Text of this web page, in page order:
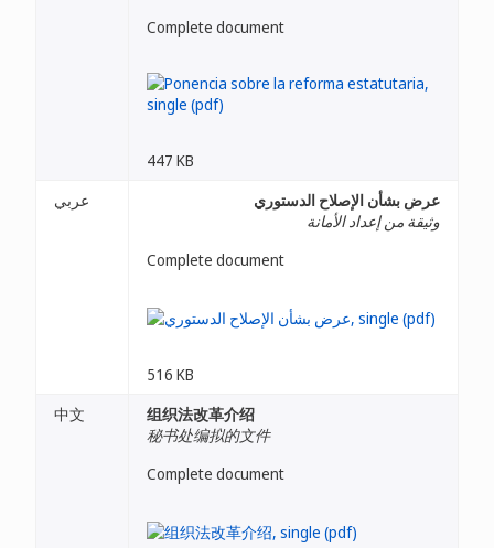
Complete document
447 KB
عربي
عرض بشأن الإصلاح الدستوري
وثيقة من إعداد الأمانة
Complete document
516 KB
中文
组织法改革介绍
秘书处编拟的文件
Complete document